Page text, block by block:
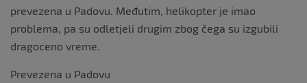
prevezena u Padovu. Međutim, helikopter je imao
problema, pa su odletjeli drugim zbog čega su izgubili
dragoceno vreme.
Prevezena u Padovu